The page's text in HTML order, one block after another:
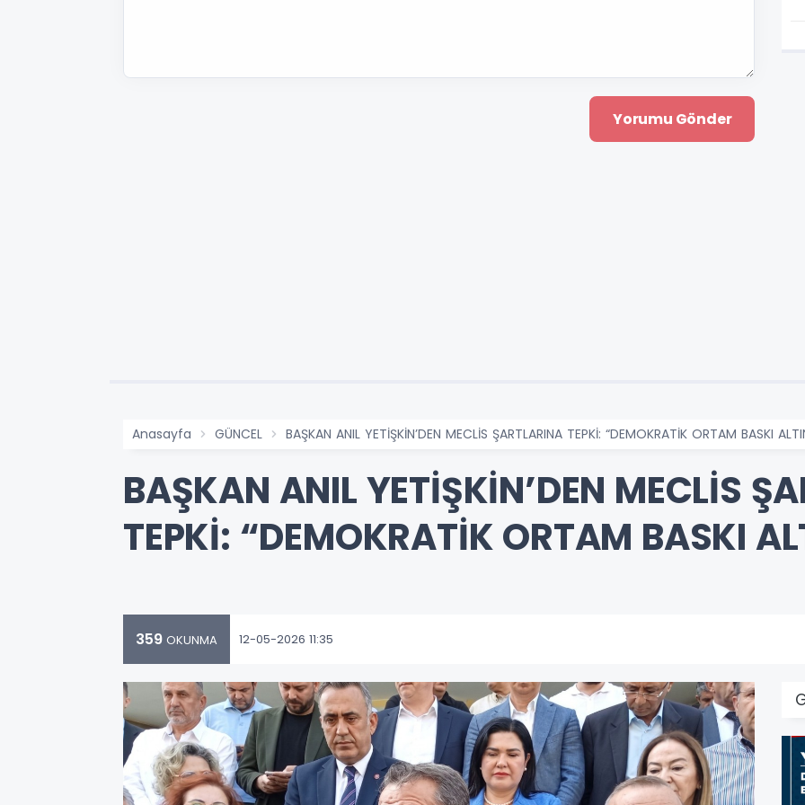
Anasayfa GÜNCEL BAŞKAN ANIL YETİŞKİN’DEN MECLİS ŞARTLARINA TEPKİ: “DEMOKRATİK ORTAM BASKI
BAŞKAN ANIL YETİŞKİN’DEN MECLİS
TEPKİ: “DEMOKRATİK ORTAM BASKI
359 OKUNMA 12-05-2026 11:35